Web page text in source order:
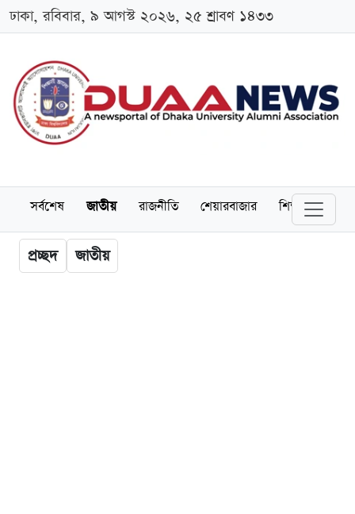
ঢাকা, রবিবার, ৯ আগস্ট ২০২৬, ২৫ শ্রাবণ ১৪৩৩
সর্বশেষ জাতীয় রাজনীতি শেয়ারবাজার শিক্ষা
প্রচ্ছদ জাতীয়